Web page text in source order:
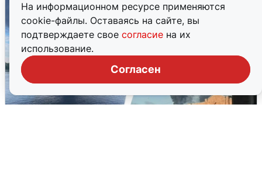
На информационном ресурсе применяются
cookie-файлы. Оставаясь на сайте, вы
подтверждаете свое согласие на их
использование.
Согласен